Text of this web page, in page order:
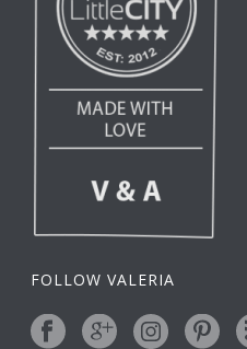
FOLLOW VALERIA